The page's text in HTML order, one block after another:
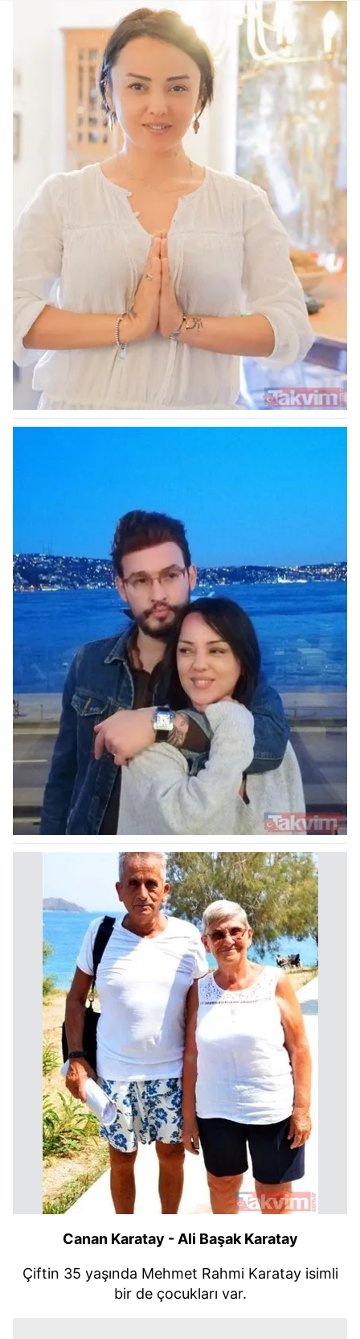
Canan Karatay - Ali Başak Karatay
Çiftin 35 yaşında Mehmet Rahmi Karatay isimli
bir de çocukları var.